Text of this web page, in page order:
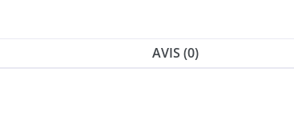
AVIS (0)